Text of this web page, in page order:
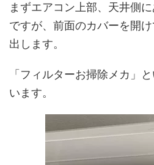
まずエアコン上部、天井側
ですが、前面のカバーを開
出します。
「フィルターお掃除メカ」
います。